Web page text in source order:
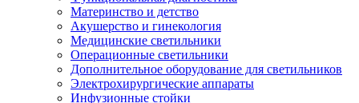
Материнство и детство
Акушерство и гинекология
Медицинские светильники
Операционные светильники
Дополнительное оборудование для светильников
Электрохирургические аппараты
Инфузионные стойки